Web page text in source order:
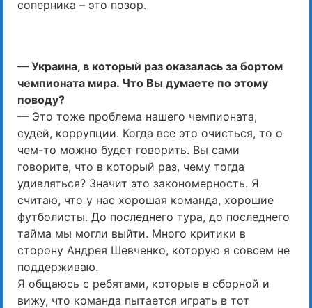
соперника – это позор.
— Украина, в который раз оказалась за бортом
чемпионата мира. Что Вы думаете по этому
поводу?
— Это тоже проблема нашего чемпионата,
судей, коррупции. Когда все это очисться, то о
чем-то можно будет говорить. Вы сами
говорите, что в который раз, чему тогда
удивляться? Значит это закономерность. Я
считаю, что у нас хорошая команда, хорошие
футболисты. До последнего тура, до последнего
тайма мы могли выйти. Много критики в
сторону Андрея Шевченко, которую я совсем не
поддерживаю.
Я общаюсь с ребятами, которые в сборной и
вижу, что команда пытается играть в тот